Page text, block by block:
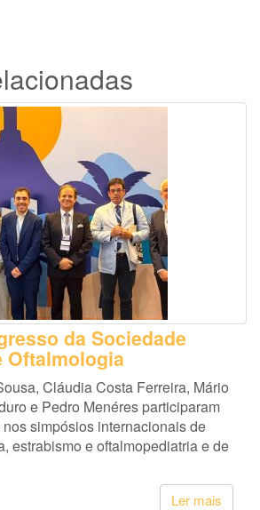
da Sociedade
Oftalmologia
Cláudia Costa Ferreira, Mário
e Pedro Menéres participaram
simpósios internacionais de
estrabismo e oftalmopediatria e de
Ler mais